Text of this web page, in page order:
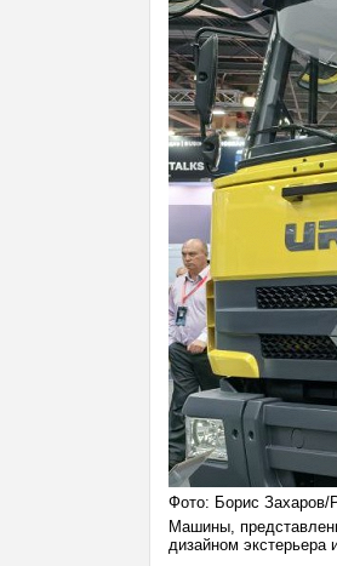
Фото: Борис Захаров/
Машины,
дизайном экстерьера